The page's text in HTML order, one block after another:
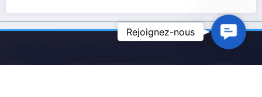
Contact
Rejoignez-nous